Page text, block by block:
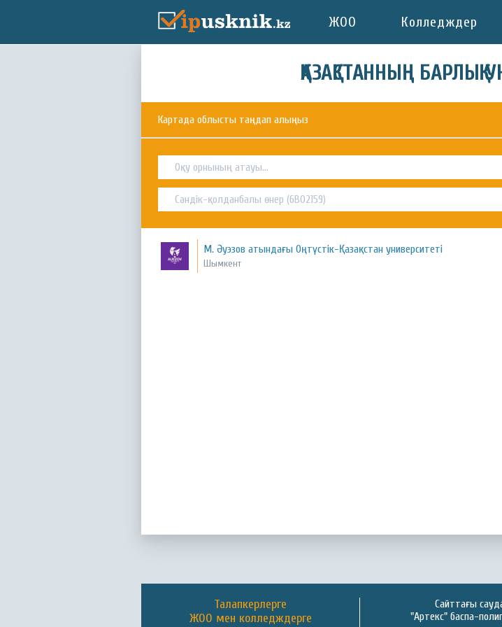
ЖОО Колледждер
ҚАЗАҚСТАННЫҢ БАРЛЫҚ
Картада облысты таңдап алыңыз
М. Әуэзов атындағы Оңтүстік-Қазақстан университеті
Шымкент
Талапкерлерге
ЖОО мен колледждерге
Сайттағы
"Артекс" баспа-